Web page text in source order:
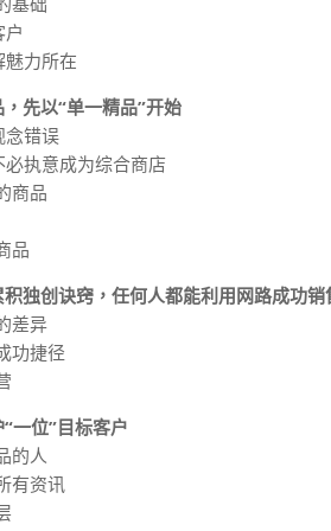
户
魅力所在
先以“单一精品”开始
念错误
必执意成为综合商店
商品
品
独创诀窍，任何人都能利用网路成功销
差异
功捷径
一位”目标客户
的人
有资讯